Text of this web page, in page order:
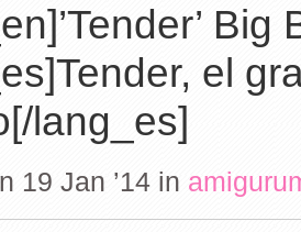
el
lang_es]
19 Jan ’14 in